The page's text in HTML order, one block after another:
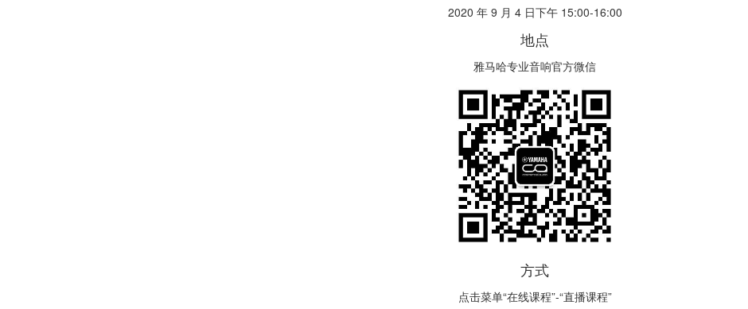
2020 年 9 月 4 日下午 15:00-16:00
地点
雅马哈专业音响官方微信
方式
点击菜单“在线课程”-“直播课程”